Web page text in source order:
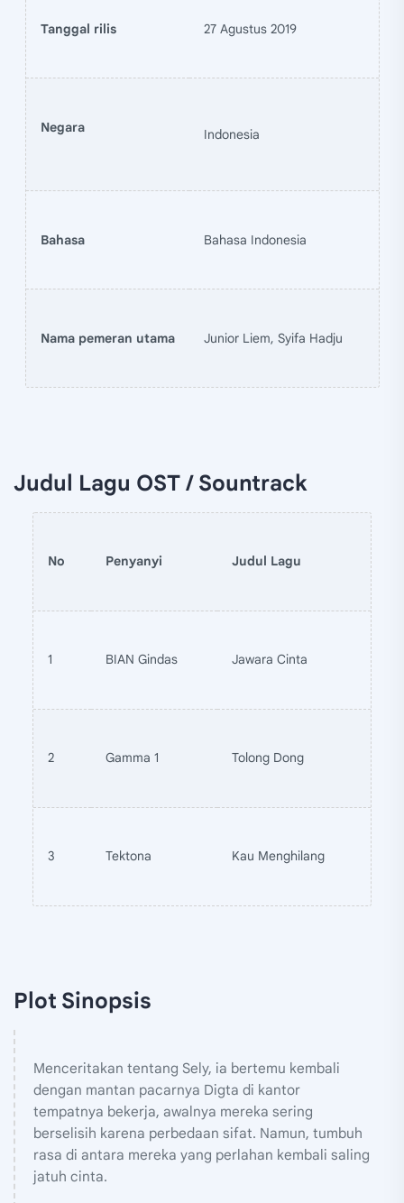
Tanggal rilis 27 Agustus 2019
Negara Indonesia
Bahasa Bahasa Indonesia
Nama pemeran utama Junior Liem, Syifa Hadju
Judul Lagu OST / Sountrack
No Penyanyi Judul Lagu
1 BIAN Gindas Jawara Cinta
2 Gamma 1 Tolong Dong
3 Tektona Kau Menghilang
Plot Sinopsis
Menceritakan tentang Sely, ia bertemu kembali
dengan mantan pacarnya Digta di kantor
tempatnya bekerja, awalnya mereka sering
berselisih karena perbedaan sifat. Namun, tumbuh
rasa di antara mereka yang perlahan kembali saling
jatuh cinta.